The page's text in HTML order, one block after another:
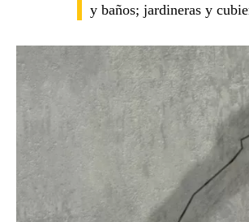
y baños; jardineras y